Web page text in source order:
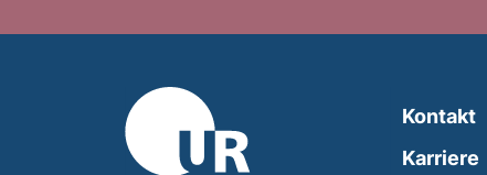
Kontakt
Karriere